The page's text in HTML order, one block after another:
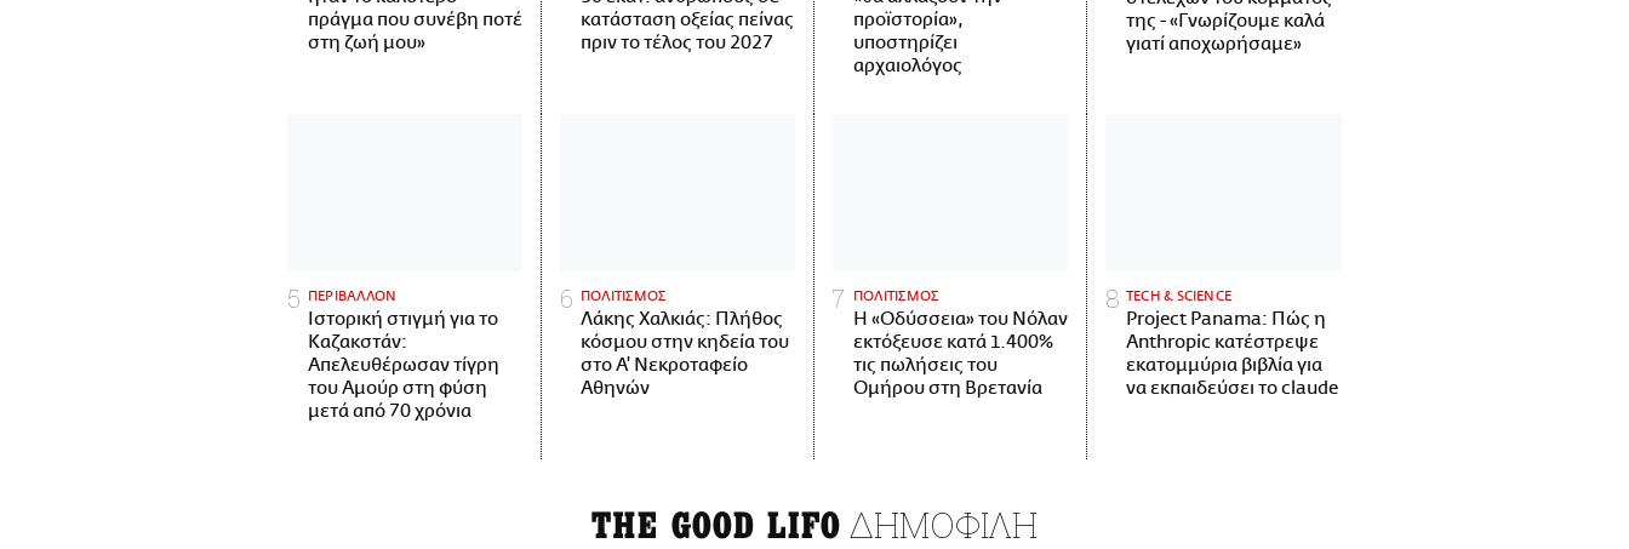
πράγμα που συνέβη ποτέ
στη ζωή μου»
κατάσταση οξείας πείνας
πριν το τέλος του 2027
προϊστορία»,
υποστηρίζει
αρχαιολόγος
της - «Γνωρίζουμε καλά
γιατί αποχωρήσαμε»
ΠΕΡΙΒΑΛΛΟΝ
Ιστορική στιγμή για το
Καζακστάν:
Απελευθέρωσαν τίγρη
του Αμούρ στη φύση
μετά από 70 χρόνια
ΠΟΛΙΤΙΣΜΟΣ
Λάκης Χαλκιάς: Πλήθος
κόσμου στην κηδεία του
στο Α' Νεκροταφείο
Αθηνών
ΠΟΛΙΤΙΣΜΟΣ
Η «Οδύσσεια» του Νόλαν
εκτόξευσε κατά 1.400%
τις πωλήσεις του
Ομήρου στη Βρετανία
ΤECH & SCIENCE
Project Panama: Πώς η
Anthropic κατέστρεψε
εκατομμύρια βιβλία για
να εκπαιδεύσει το claude
THE GOOD LIFO ΔΗΜΟΦΙΛΗ